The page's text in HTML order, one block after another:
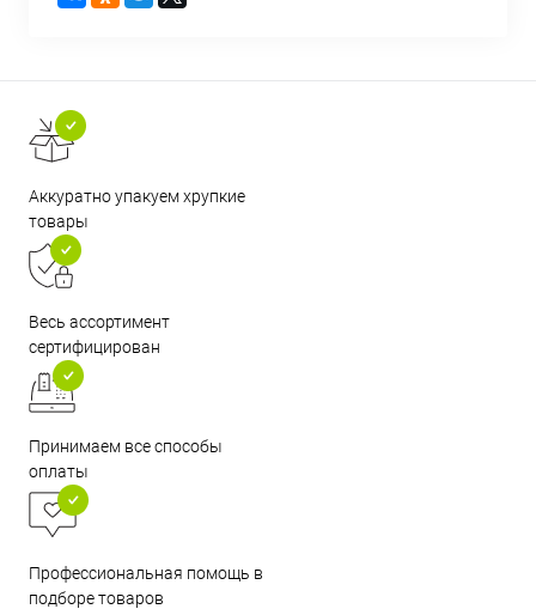
Аккуратно упакуем хрупкие
товары
Весь ассортимент
сертифицирован
Принимаем все способы
оплаты
Профессиональная помощь в
подборе товаров